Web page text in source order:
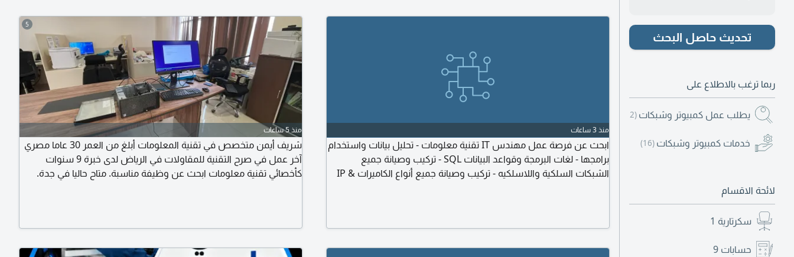
تحديث حاصل البحث
ربما ترغب بالاطلاع على
يطلب عمل كمبيوتر وشبكات (392)
خدمات كمبيوتر وشبكات (16)
لائحة الاقسام
سكرتارية 1
حسابات 9
منذ 3 ساعات
ابحث عن فرصة عمل مهندس IT تقنية معلومات - تحليل بيانات واستخدام
برامجها - لغات البرمجة وقواعد البيانات SQL - تركيب وصيانة جميع
الشبكات السلكية واللاسلكيه - تركيب وصيانة جميع أنواع الكاميرات IP &
5
منذ 5 ساعات
شريف أيمن متخصص في تقنية المعلومات أبلغ من العمر 30 عاما مصري
آخر عمل في صرح التقنية للمقاولات في الرياض لدى خبرة 9 سنوات
كأخصائي تقنية معلومات ابحث عن وظيفة مناسبة. متاح حاليا في جدة.